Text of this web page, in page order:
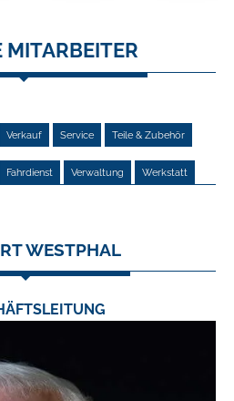
MITARBEITER
Verkauf Service Teile & Zubehör
Fahrdienst Verwaltung Werkstatt
WESTPHAL